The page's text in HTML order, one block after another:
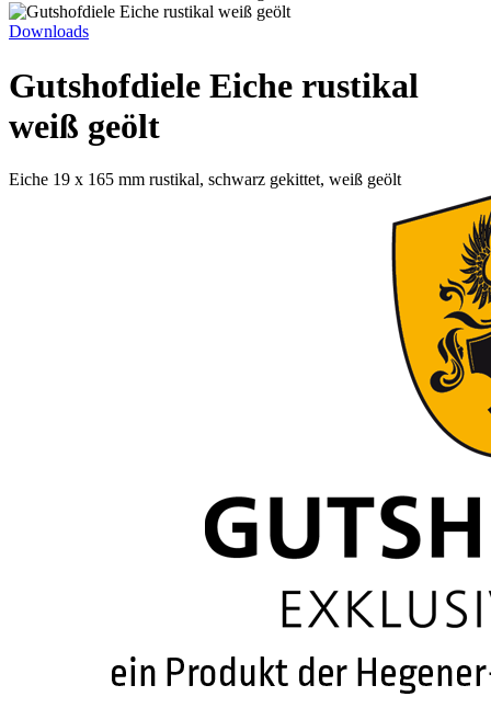
Downloads
Gutshofdiele Eiche rustikal
weiß geölt
Eiche 19 x 165 mm rustikal, schwarz gekittet, weiß geölt